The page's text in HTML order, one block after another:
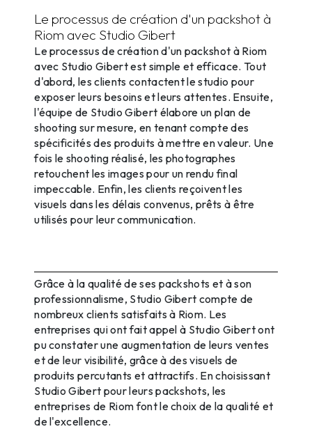
Le processus de création d'un packshot à
Riom avec Studio Gibert
Le processus de création d'un packshot à Riom
avec Studio Gibert est simple et efficace. Tout
d'abord, les clients contactent le studio pour
exposer leurs besoins et leurs attentes. Ensuite,
l'équipe de Studio Gibert élabore un plan de
shooting sur mesure, en tenant compte des
spécificités des produits à mettre en valeur. Une
fois le shooting réalisé, les photographes
retouchent les images pour un rendu final
impeccable. Enfin, les clients reçoivent les
visuels dans les délais convenus, prêts à être
utilisés pour leur communication.
Grâce à la qualité de ses packshots et à son
professionnalisme, Studio Gibert compte de
nombreux clients satisfaits à Riom. Les
entreprises qui ont fait appel à Studio Gibert ont
pu constater une augmentation de leurs ventes
et de leur visibilité, grâce à des visuels de
produits percutants et attractifs. En choisissant
Studio Gibert pour leurs packshots, les
entreprises de Riom font le choix de la qualité et
de l'excellence.